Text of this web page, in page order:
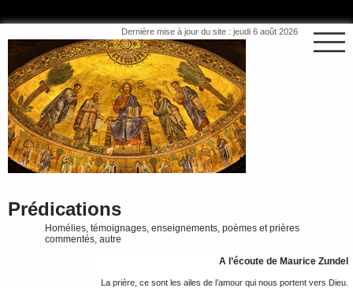
Dernière mise à jour du site : jeudi 6 août 2026
Prédications
Homélies, témoignages, enseignements, poèmes et prières
commentés, autre
A l’écoute de Maurice Zundel
La prière, ce sont les ailes de l’amour qui nous portent vers Dieu.